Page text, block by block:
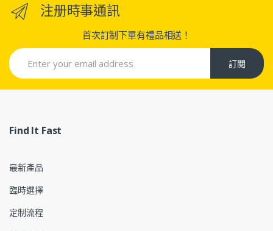
注册時事通訊
首次訂制下單有禮品相送！
訂閱
Find It Fast
最新產品
臨時選擇
定制流程